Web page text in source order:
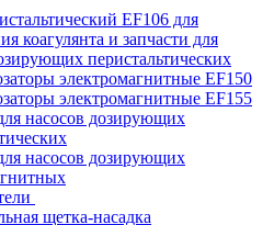
EF106 для
коагулянта и запчасти для
перистальтических
электромагнитные EF150
электромагнитные EF155
насосов дозирующих
насосов дозирующих
щетка-насадка